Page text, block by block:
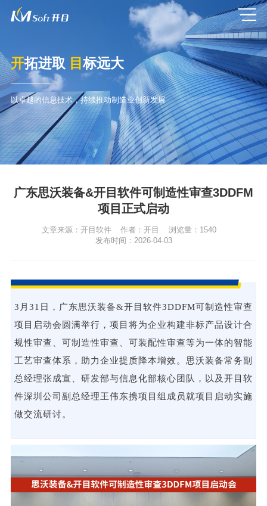
开拓进取 目 标远大
以卓越的信息技术，持续推动制造业创新发展
广东思沃装备&开目软件可制造性审查3DDFM
项目正式启动
文章来源： 开目软件 作者：开目 浏览量： 1540
发布时间： 2026-04-03
3月31日，广东思沃装备&开目软件3DDFM可制造性审查
项目启动会圆满举行，项目将为企业构建非标产品设计合
规性审查、可制造性审查、可装配性审查等为一体的智能
工艺审查体系，助力企业提质降本增效。思沃装备常务副
总经理张成宣、研发部与信息化部核心团队，以及开目软
件深圳公司副总经理王伟东携项目组成员就项目启动实施
做交流研讨。